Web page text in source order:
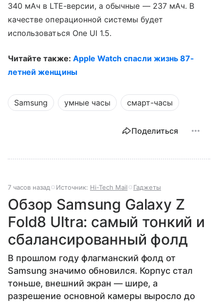
340 мАч в LTE-версии, а обычные — 237 мАч. В
качестве операционной системы будет
использоваться One UI 1.5.
Читайте также: Apple Watch спасли жизнь 87-
летней женщины
Samsung умные часы смарт-часы
Поделиться
7 часов назад Источник: Hi-Tech Mail Гаджеты
Обзор Samsung Galaxy Z
Fold8 Ultra: самый тонкий и
сбалансированный фолд
В прошлом году флагманский фолд от
Samsung значимо обновился. Корпус стал
тоньше, внешний экран — шире, а
разрешение основной камеры выросло до